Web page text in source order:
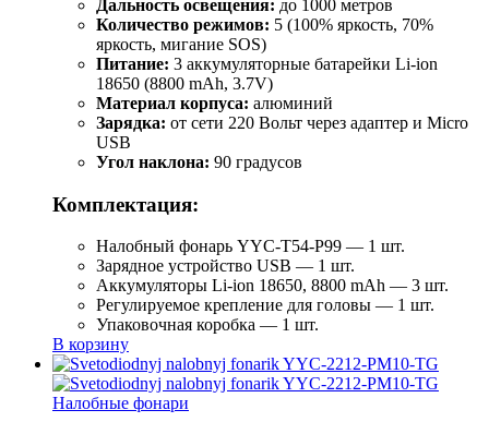
Дальность освещения: до 1000 метров
Количество режимов: 5 (100% яркость, 70%
яркость, мигание SOS)
Питание: 3 аккумуляторные батарейки Li-ion
18650 (8800 mAh, 3.7V)
Материал корпуса: алюминий
Зарядка: от сети 220 Вольт через адаптер и Micro
USB
Угол наклона: 90 градусов
Комплектация:
Налобный фонарь YYC-T54-P99 — 1 шт.
Зарядное устройство USB — 1 шт.
Аккумуляторы Li-ion 18650, 8800 mAh — 3 шт.
Регулируемое крепление для головы — 1 шт.
Упаковочная коробка — 1 шт.
В корзину
Налобные фонари